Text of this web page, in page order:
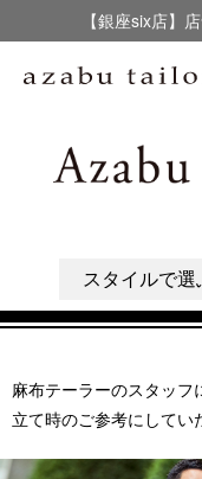
【銀座six店】
【店舗限
麻布テーラーのスタッフ
立て時のご参考にしてい